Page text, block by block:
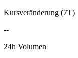
Kursveränderung (7T)
--
24h Volumen